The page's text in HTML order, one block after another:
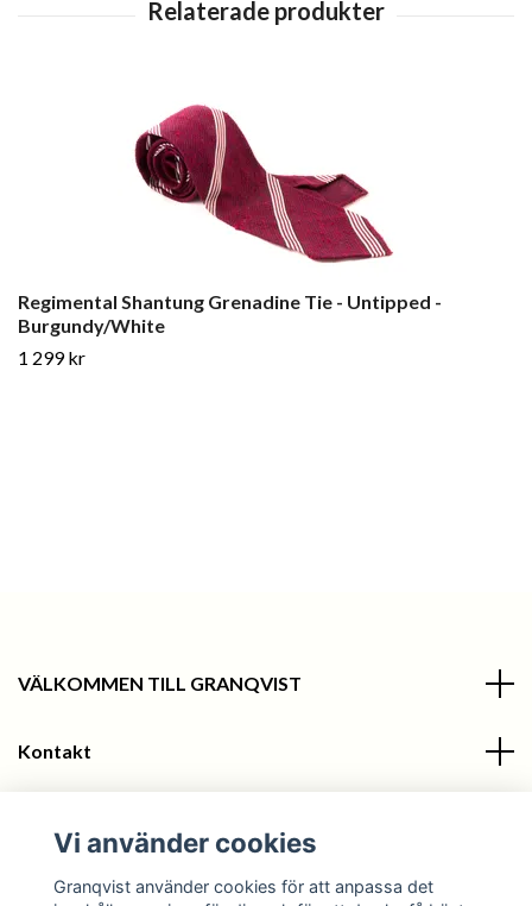
Regimental Shantung Grenadine Tie - Untipped -
Burgundy/White
1 299 kr
VÄLKOMMEN TILL GRANQVIST
Kontakt
Sociala medier
Vi använder cookies
Granqvist använder cookies för att anpassa det